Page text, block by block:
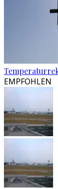
EMPFOHLEN